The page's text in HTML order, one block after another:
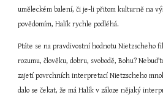
uměleckém balení, či je-li přitom kulturně na
povědomím, Halík rychle podléhá.
Ptáte se na pravdivostní hodnotu Nietzscheho
rozumu, člověku, dobru, svobodě, Bohu?
zajetí povrchních interpretací Nietzscheho
dalo se čekat, že má Halík v záloze nějaký